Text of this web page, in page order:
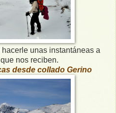
unas instantáneas a
nos reciben.
desde collado Gerino